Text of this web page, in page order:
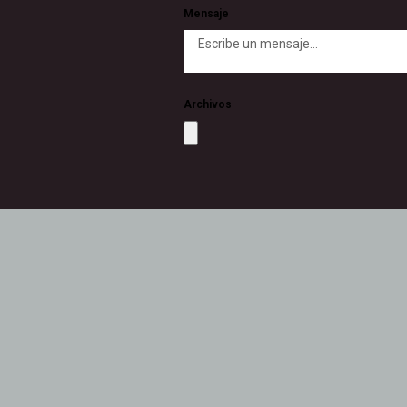
Mensaje
Archivos